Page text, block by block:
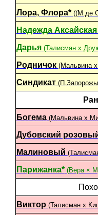
Лора, Флора*((М.де
Надежда Аксайская
Дарья(Талисман х
Родничок (Мальвина х
Синдикат
Богема(Мальвина х
Дубовский
Малиновый
Парижанка*(Вера ×
Виктор(Талисман х